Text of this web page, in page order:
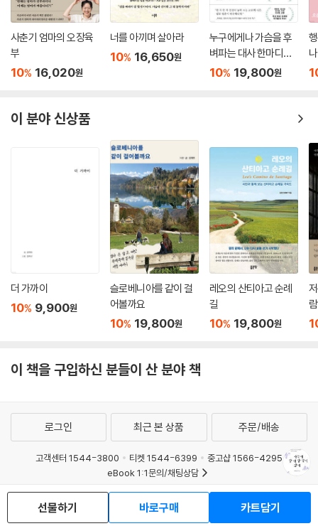
사춘기 엄마의 오장육
부
10% 16,020원
너를 아끼며 살아라
10% 16,650원
누구에게나 가슴을 후
벼파는 대사 한마디가
있다
10% 19,800원
이 분야 신상품
더 가까이
10% 9,900원
슬로베니아를 같이 걸
어볼까요
10% 19,800원
레오의 산티아고 순례
길
10% 19,800원
이 책을 구입하신 분들이 산 분야 책
선물하기 바로구매 카트담기
로그인 최근 본 상품 주문/배송
고객센터 1544-3800 티켓 1544-6399
중고샵 1566-4295
eBook 1:1문의/채팅상담
예스이십사(주) 사업자 정보
이용약관
개인정보처리방침
청소년보호정책